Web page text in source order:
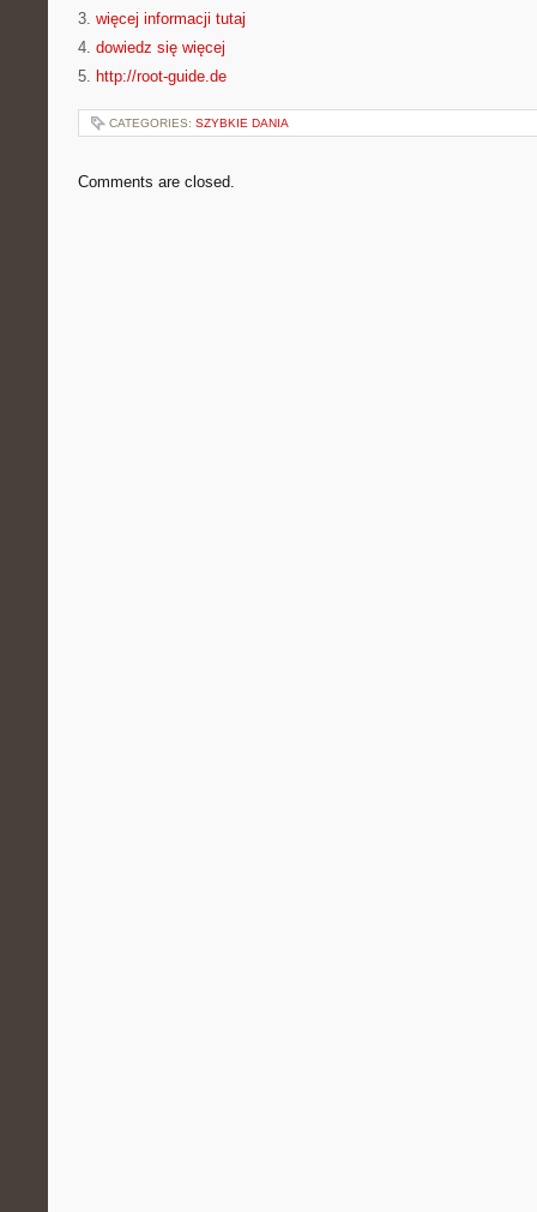
3. więcej informacji tutaj
4. dowiedz się więcej
5. http://root-guide.de
CATEGORIES: SZYBKIE DANIA
Comments are closed.